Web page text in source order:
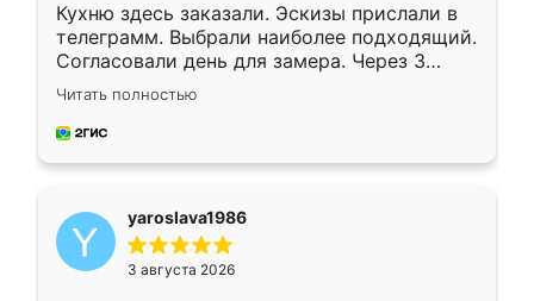
Кухню здесь заказали. Эскизы прислали в
телеграмм. Выбрали наиболее подходящий.
Согласовали день для замера. Через 3
недели кухня была уже готова. Остались
довольны работой. Спасибо Ренессанс
мебель за качественную работу!
Читать полностью
yaroslava1986
3 августа 2026